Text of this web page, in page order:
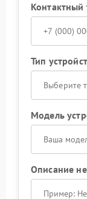
Контактный
Тип
Выберите
Модель
Описание